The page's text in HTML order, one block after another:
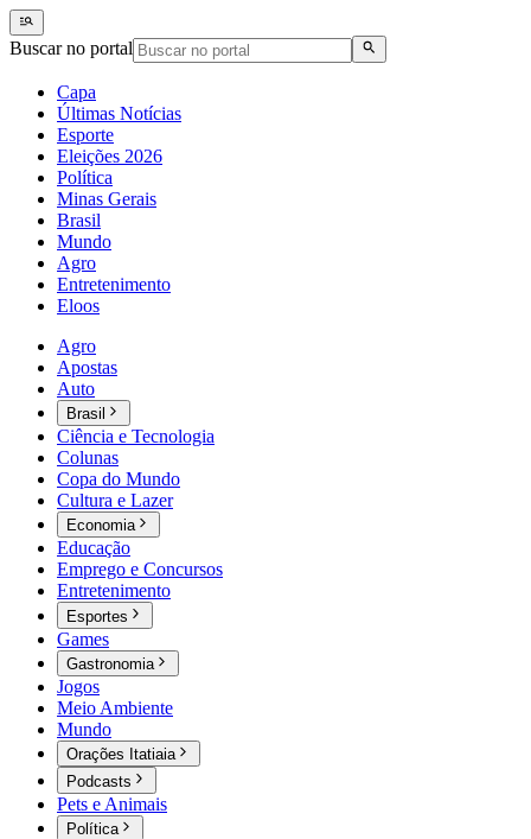
Buscar no portal
Capa
Últimas Notícias
Esporte
Eleições 2026
Política
Minas Gerais
Brasil
Mundo
Agro
Entretenimento
Eloos
Agro
Apostas
Auto
Brasil
Ciência e Tecnologia
Colunas
Copa do Mundo
Cultura e Lazer
Economia
Educação
Emprego e Concursos
Entretenimento
Esportes
Games
Gastronomia
Jogos
Meio Ambiente
Mundo
Orações Itatiaia
Podcasts
Pets e Animais
Política